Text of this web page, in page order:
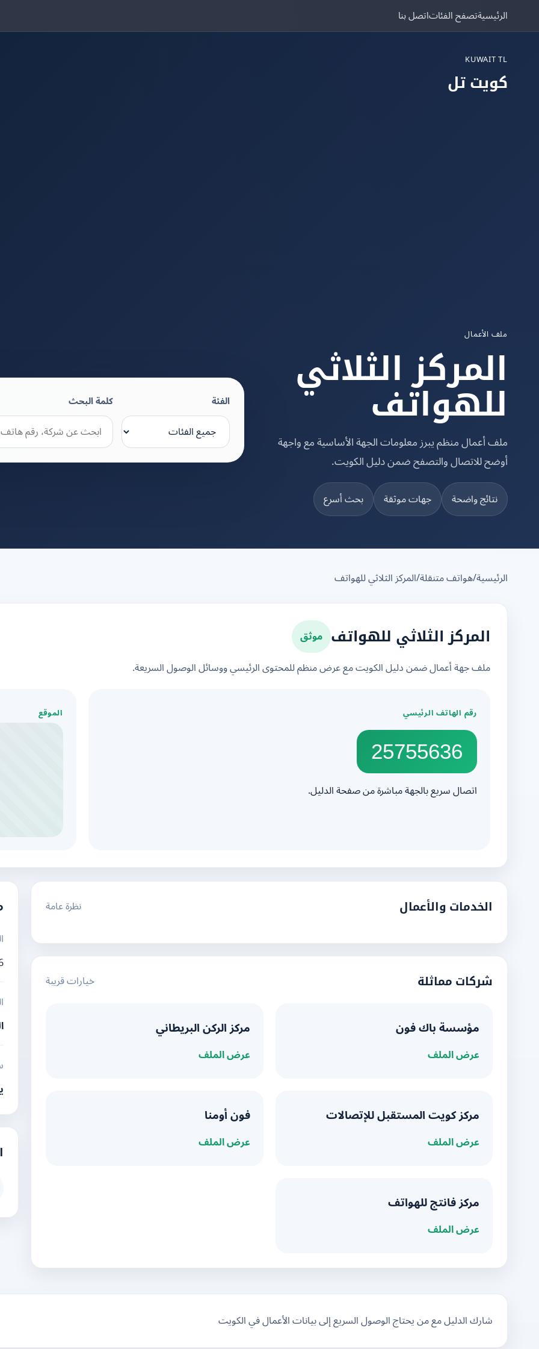
الرئيسيةتصفح الفئاتاتصل بنا
KUWAIT TL
كويت تل
ملف الأعمال
المركز الثلاثي
للهواتف
ملف أعمال منظم يبرز معلومات الجهة الأساسية مع واجهة
أوضح للاتصال والتصفح ضمن دليل الكويت.
نتائج واضحة جهات موثقة بحث أسرع
الفئة كلمة البحث
الرئيسية/هواتف متنقلة/المركز الثلاثي للهواتف
المركز الثلاثي للهواتف موثق
ملف جهة أعمال ضمن دليل الكويت مع عرض منظم للمحتوى الرئيسي ووسائل الوصول السريعة.
رقم الهاتف الرئيسي
25755636
اتصال سريع بالجهة مباشرة من صفحة الدليل.
الموقع
الخدمات والأعمال نظرة عامة
شركات مماثلة خيارات قريبة
مؤسسة باك فون
عرض الملف
مركز الركن البريطاني
عرض الملف
مركز كويت المستقبل للإتصالات
عرض الملف
فون أومنا
عرض الملف
مركز فانتج للهواتف
عرض الملف
شارك الدليل مع من يحتاج الوصول السريع إلى بيانات الأعمال في الكويت